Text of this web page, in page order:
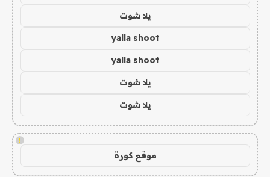
يلا شوت
yalla shoot
yalla shoot
يلا شوت
يلا شوت
!
موقع كورة